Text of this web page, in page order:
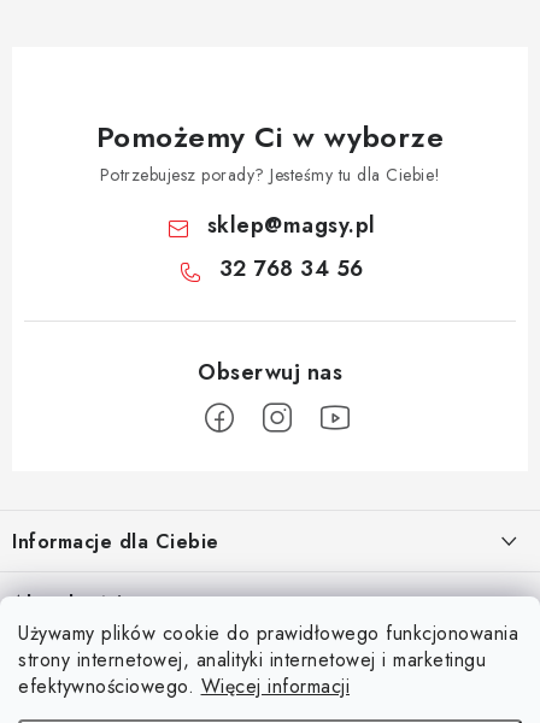
Używamy plików cookie do prawidłowego funkcjonowania
strony internetowej, analityki internetowej i marketingu
efektywnościowego. Więcej informacji
Pomożemy Ci w wyborze
Potrzebujesz porady? Jesteśmy tu dla Ciebie!
sklep@magsy.pl
32 768 34 56
o
p
Informacje dla Ciebie
O nas
Regulamin e-sklepu
Ochrona danych osobowych
Aktualności
Odkryj magię kieszeni magnetycznych
15.4.2025
Facebook